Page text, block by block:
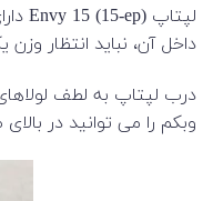
داخل آن، نباید انتظار
درب لپتاپ به لطف
وبکم را می توانید در